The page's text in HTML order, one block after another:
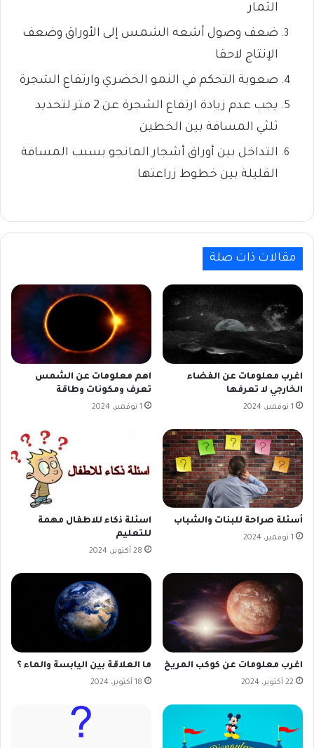
الثمار
ضعف وصول أشعه الشمس إلى الأوراق وضعف
الإنتاج لاحقا
صعوبة التحكم في النمو الخضري وارتفاع الشجرة
يجب عدم زيادة ارتفاع الشجرة عن 2 متر لتحديد
ثلثي المسافة بين الخطين
التداخل بين أوراق أشجار المانجو بسبب المسافة
القليلة بين خطوط زراعتها
مقالات ذات صلة
اغرب معلومات عن الفضاء
الخارجي لا تعرفها
1 نوفمبر، 2024
اهم معلومات عن الشمس
تعرف ومكونات وطاقة
1 نوفمبر، 2024
أسئلة صراحة للبنات والشباب
1 نوفمبر، 2024
اسئلة ذكاء للاطفال مهمة
للتعليم
28 أكتوبر، 2024
اغرب معلومات عن كوكب المريخ
22 أكتوبر، 2024
ما العلاقة بين اليابسة والماء ؟
18 أكتوبر، 2024